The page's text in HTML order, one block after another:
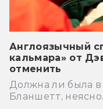
Англоязычный
кальмара» от
отменить
Должна ли была
Бланшетт, неясно.